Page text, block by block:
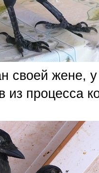
своей жене,
из процесса